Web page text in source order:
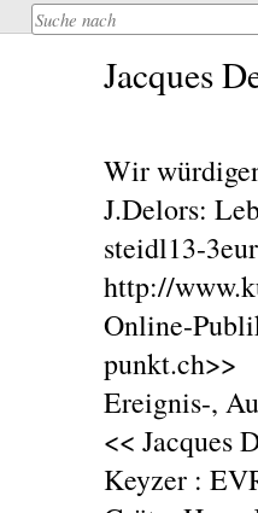
Jacques
Wir
J.Delors:
steidl13-
http://
Online-
punkt.ch>>
Ereignis-,
<< Jacques
Keyzer :